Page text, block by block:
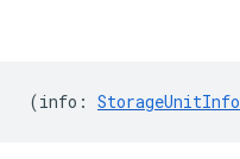
(info : StorageUnitInfo